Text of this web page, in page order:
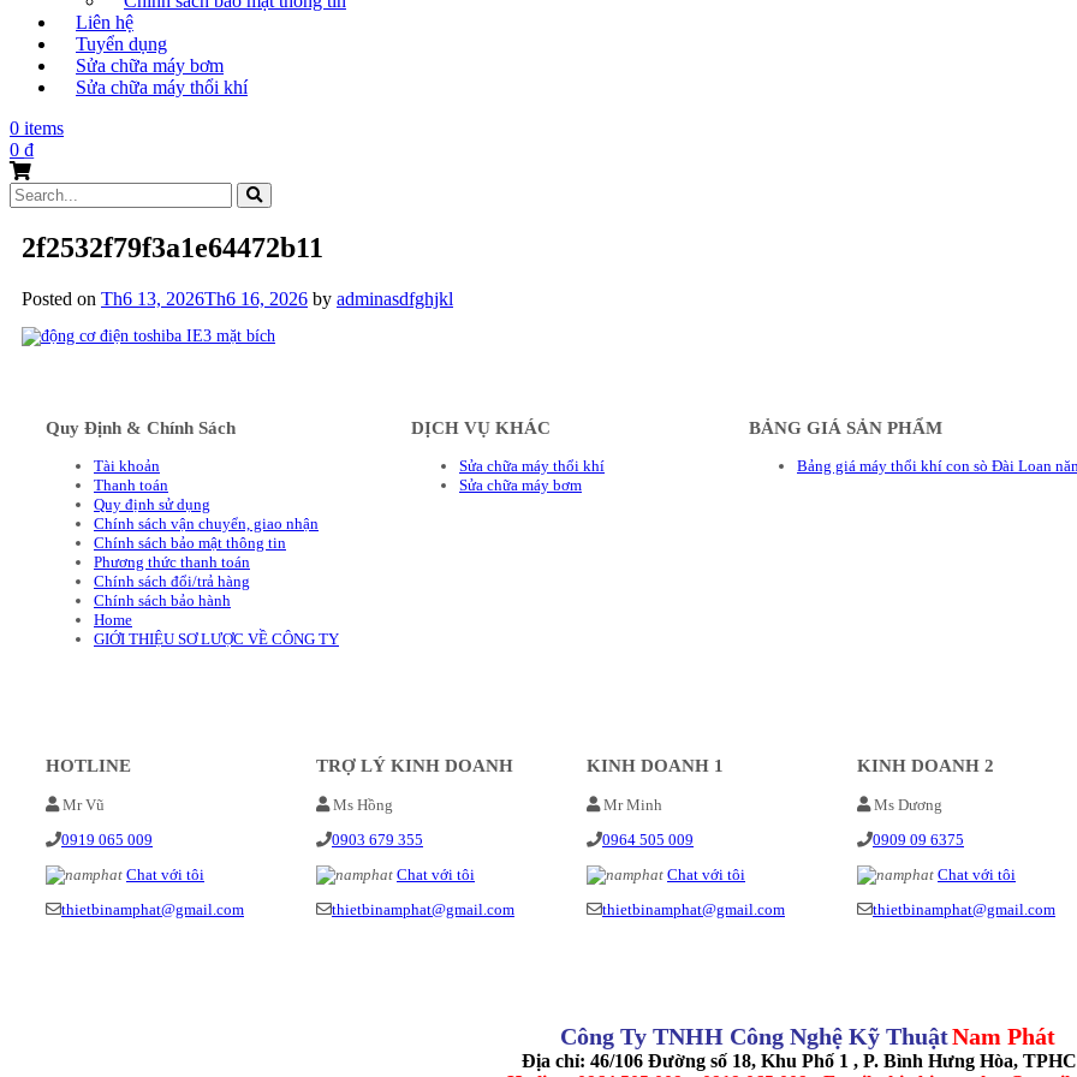
Liên hệ
Tuyển dụng
Sửa chữa máy bơm
Sửa chữa máy thổi khí
0 items
0 ₫
Search
for:
2f2532f79f3a1e64472b11
Posted on Th6 13, 2026Th6 16, 2026 by adminasdfghjkl
Quy Định & Chính Sách
Tài khoản
Thanh toán
Quy định sử dụng
Chính sách vận chuyển, giao nhận
Chính sách bảo mật thông tin
Phương thức thanh toán
Chính sách đổi/trả hàng
Chính sách bảo hành
Home
GIỚI THIỆU SƠ LƯỢC VỀ CÔNG TY
DỊCH VỤ KHÁC
Sửa chữa máy thổi khí
Sửa chữa máy bơm
BẢNG GIÁ SẢN PHẨM
Bảng giá máy thổi khí con sò Đài Loan
HOTLINE
Mr Vũ
0919 065 009
Chat với tôi
thietbinamphat@gmail.com
TRỢ LÝ KINH DOANH
Ms Hồng
0903 679 355
Chat với tôi
thietbinamphat@gmail.com
KINH DOANH 1
Mr Minh
0964 505 009
Chat với tôi
thietbinamphat@gmail.com
KINH DOANH 2
Ms Dương
0909 09 6375
Chat với tôi
thietbinamphat@gmail.com
Công Ty TNHH Công Nghệ Kỹ ThuậtNam Phát
Địa chỉ: 46/106 Đường số 18, Khu Phố 1 , P. Bình Hưng Hòa,